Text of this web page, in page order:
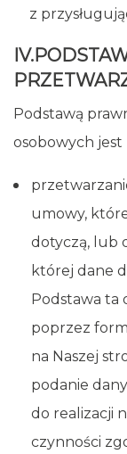
z
Podstawą
osobowych jest
umowy,
dotyczą, lub
której dane
Podstawa ta
poprzez
na Naszej
podanie
do realizacji
czynności